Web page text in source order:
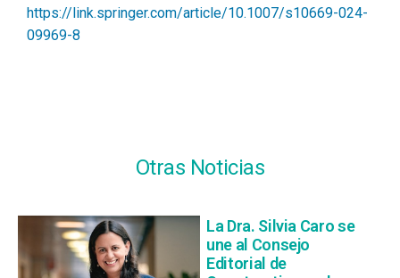
https://link.springer.com/article/10.1007/s10669-024-
09969-8
Otras Noticias
La Dra. Silvia Caro se
une al Consejo
Editorial de